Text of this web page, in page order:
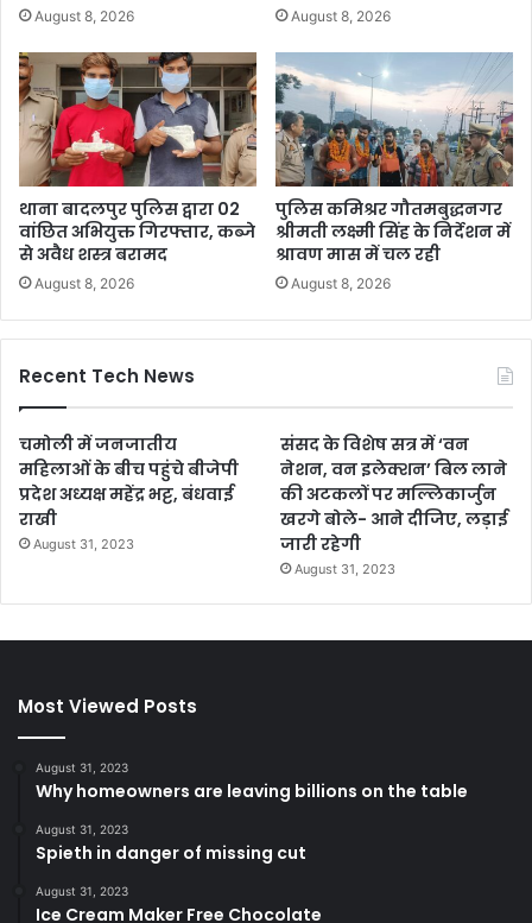
August 8, 2026 August 8, 2026
थाना बादलपुर पुलिस द्वारा 02
वांछित अभियुक्त गिरफ्तार, कब्जे
से अवैध शस्त्र बरामद
August 8, 2026
पुलिस कमिश्रर गौतमबुद्धनगर
श्रीमती लक्ष्मी सिंह के निर्देशन में
श्रावण मास में चल रही
August 8, 2026
Recent Tech News
चमोली में जनजातीय
महिलाओं के बीच पहुंचे बीजेपी
प्रदेश अध्यक्ष महेंद्र भट्ट, बंधवाई
राखी
August 31, 2023
संसद के विशेष सत्र में ‘वन
नेशन, वन इलेक्शन’ बिल लाने
की अटकलों पर मल्लिकार्जुन
खरगे बोले- आने दीजिए, लड़ाई
जारी रहेगी
August 31, 2023
Most Viewed Posts
August 31, 2023
Why homeowners are leaving billions on the table
August 31, 2023
Spieth in danger of missing cut
August 31, 2023
Ice Cream Maker Free Chocolate